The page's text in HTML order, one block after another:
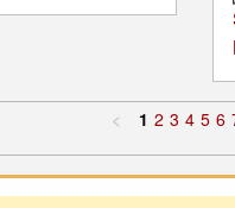
< 1 2 3 4 5 6